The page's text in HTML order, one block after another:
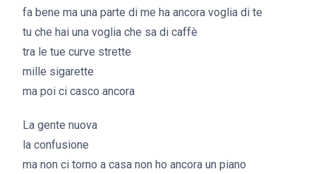
fa bene ma una parte di me ha ancora voglia di te
tu che hai una voglia che sa di caffè
tra le tue curve strette
mille sigarette
ma poi ci casco ancora
La gente nuova
la confusione
ma non ci torno a casa non ho ancora un piano